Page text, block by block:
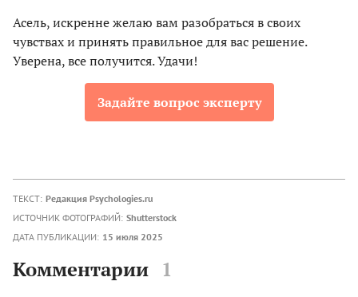
Асель, искренне желаю вам разобраться в своих
чувствах и принять правильное для вас решение.
Уверена, все получится. Удачи!
Задайте вопрос эксперту
ТЕКСТ: Редакция Psychologies.ru
ИСТОЧНИК ФОТОГРАФИЙ: Shutterstock
ДАТА ПУБЛИКАЦИИ: 15 июля 2025
Комментарии 1